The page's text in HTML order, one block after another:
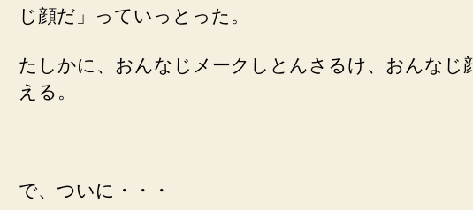
じ顔だ」っていっとった。
たしかに、おんなじメークしとんさるけ、おんなじ
える。
で、ついに・・・